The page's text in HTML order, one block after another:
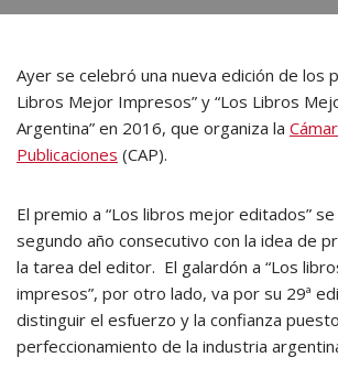
Ayer se celebró una nueva edición de los
Libros Mejor Impresos” y “Los Libros
Argentina” en 2016, que organiza la
Publicaciones (CAP).
El premio a “Los libros mejor editados”
segundo año consecutivo con la idea de
la tarea del editor. El galardón a “Los
impresos”, por otro lado, va por su 29ª
distinguir el esfuerzo y la confianza
perfeccionamiento de la industria